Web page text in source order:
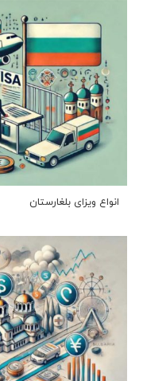
انواع ویزای بلغارستان